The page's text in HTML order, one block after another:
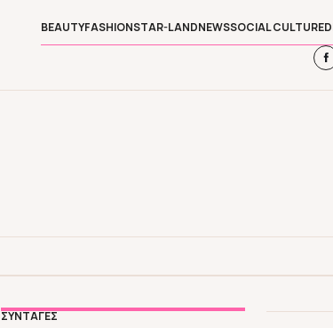
BEAUTYFASHIONSTAR-LANDNEWSSOCIAL CULTURE
ΣΥΝΤΑΓΕΣ